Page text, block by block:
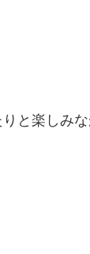
と楽しみ